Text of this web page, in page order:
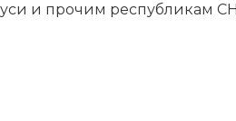
и прочим республикам